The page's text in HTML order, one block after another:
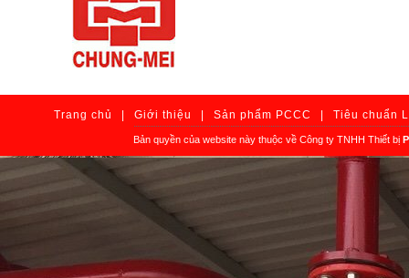
Trang chủ Giới thiệu Sản phẩm PCCC Tiêu chuẩn
Bản quyền của website này thuộc về Công ty TNHH Thiết bị